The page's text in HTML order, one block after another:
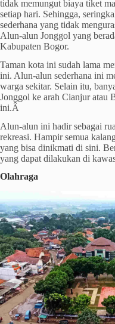
tidak memungut biaya tiket
setiap hari. Sehingga,
sederhana yang tidak
Alun-alun Jonggol yang
Kabupaten Bogor.
Taman kota ini sudah lama
ini. Alun-alun sederhana ini
warga sekitar. Selain itu,
Jonggol ke arah Cianjur atau
ini.Â
Alun-alun ini hadir sebagai
rekreasi. Hampir semua
yang bisa dinikmati di sini.
yang dapat dilakukan di
Olahraga